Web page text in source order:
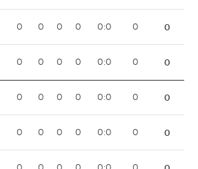
0 0 0 0 0:0 0 0
0 0 0 0 0:0 0 0
0 0 0 0 0:0 0 0
0 0 0 0 0:0 0 0